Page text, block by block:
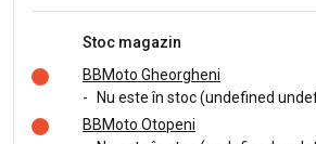
Stoc magazin
BBMoto Gheorgheni
-
Nu este în stoc (undefined
BBMoto Otopeni